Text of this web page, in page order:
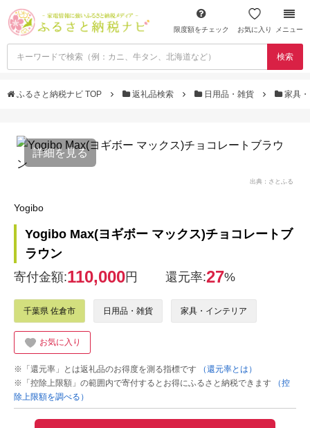
限度額をチェック お気に入り メニュー
検索
ふるさと納税ナビ TOP 返礼品検索 日用品・雑貨 家具
詳細を見る
出典：さとふる
Yogibo
Yogibo Max(ヨギボー マックス)チョコレートブ
ラウン
寄付金額:110,000円 還元率:27%
千葉県 佐倉市 日用品・雑貨 家具・インテリア
お気に入り
※「還元率」とは返礼品のお得度を測る指標です
（還元率とは）
※「控除上限額」の範囲内で寄付するとお得にふるさと納税できます
（控
除上限額を調べる）